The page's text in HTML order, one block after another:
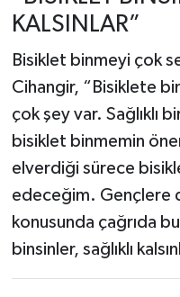
KALSINLAR”
Bisiklet binmeyi çok
Cihangir, “Bisiklete
çok şey var. Sağlıklı
bisiklet binmemin
elverdiği sürece
edeceğim. Gençlere
konusunda çağrıda
binsinler, sağlıklı